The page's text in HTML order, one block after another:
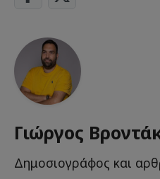
Γιώργος
Δημοσιογράφος και